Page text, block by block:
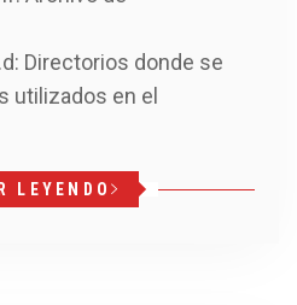
Directorios donde se
utilizados en el
LEYENDO